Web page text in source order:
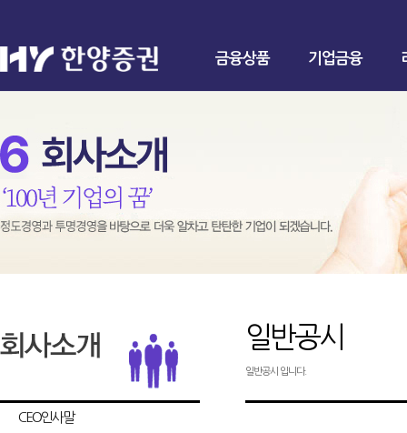
금융상품 기업금융
CEO인사말
일반공시
일반공시 입니다.